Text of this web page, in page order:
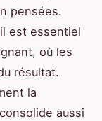
pensées.
est essentiel
où les
résultat.
la
aussi